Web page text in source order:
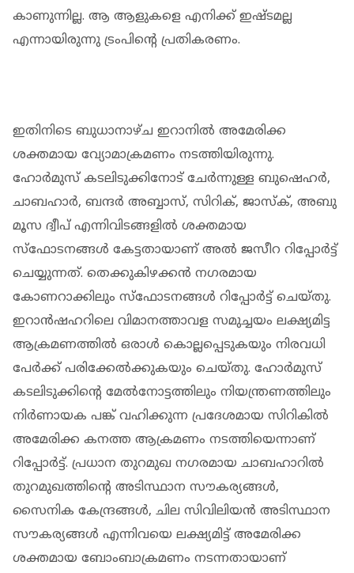
കാണുന്നില്ല. ആ ആളുകളെ എനിക്ക് ഇഷ്ടമല്ല
എന്നായിരുന്നു ട്രംപിൻ്റെ പ്രതികരണം.
ഇതിനിടെ ബുധാനാഴ്ച ഇറാനിൽ അമേരിക്ക
ശക്തമായ വ്യോമാക്രമണം നടത്തിയിരുന്നു.
ഹോർമുസ് കടലിടുക്കിനോട് ചേർന്നുള്ള ബുഷെഹർ,
ചാബഹാർ, ബന്ദർ അബ്ബാസ്, സിറിക്, ജാസ്‌ക്, അബു
മൂസ ദ്വീപ് എന്നിവിടങ്ങളിൽ ശക്തമായ
സ്ഫോടനങ്ങൾ കേട്ടതായാണ് അൽ ജസീറ റിപ്പോർട്ട്
ചെയ്യുന്നത്. തെക്കുകിഴക്കൻ നഗരമായ
കോണറാക്കിലും സ്ഫോടനങ്ങൾ റിപ്പോർട്ട് ചെയ്തു.
ഇറാൻഷഹറിലെ വിമാനത്താവള സമുച്ചയം ലക്ഷ്യമിട്ട
ആക്രമണത്തിൽ ഒരാൾ കൊല്ലപ്പെടുകയും നിരവധി
പേർക്ക് പരിക്കേൽക്കുകയും ചെയ്തു. ഹോർമുസ്
കടലിടുക്കിന്റെ മേൽനോട്ടത്തിലും നിയന്ത്രണത്തിലും
നിർണായക പങ്ക് വഹിക്കുന്ന പ്രദേശമായ സിറികിൽ
അമേരിക്ക കനത്ത ആക്രമണം നടത്തിയെന്നാണ്
റിപ്പോർട്ട്. പ്രധാന തുറമുഖ നഗരമായ ചാബഹാറിൽ
തുറമുഖത്തിൻ്റെ അടിസ്ഥാന സൗകര്യങ്ങൾ,
സൈനിക കേന്ദ്രങ്ങൾ, ചില സിവിലിയൻ അടിസ്ഥാന
സൗകര്യങ്ങൾ എന്നിവയെ ലക്ഷ്യമിട്ട് അമേരിക്ക
ശക്തമായ ബോംബാക്രമണം നടന്നതായാണ്